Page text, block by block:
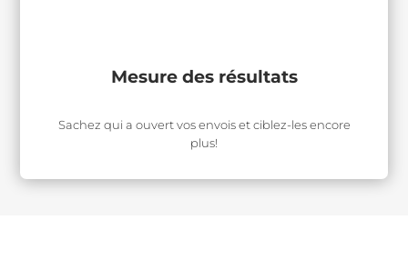
Mesure des résultats
Sachez qui a ouvert vos envois et ciblez-les encore
plus!